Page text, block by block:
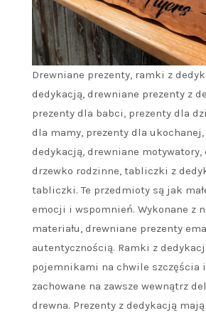
Drewniane prezenty, ramki z
dedykacją, drewniane prezenty z
prezenty dla babci, prezenty dla
dla mamy, prezenty dla
dedykacją, drewniane motywatory,
drzewko rodzinne, tabliczki z
tabliczki. Te przedmioty są jak
emocji i wspomnień. Wykonane z
materiału, drewniane prezenty
autentycznością. Ramki z
pojemnikami na chwile szczęścia
zachowane na zawsze wewnątrz
drewna. Prezenty z dedykacją